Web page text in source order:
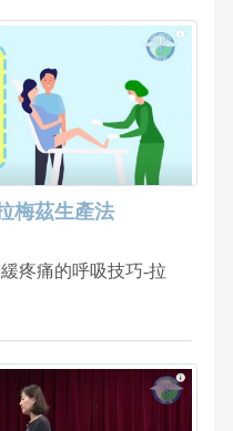
梅茲生產法
疼痛的呼吸技巧-拉